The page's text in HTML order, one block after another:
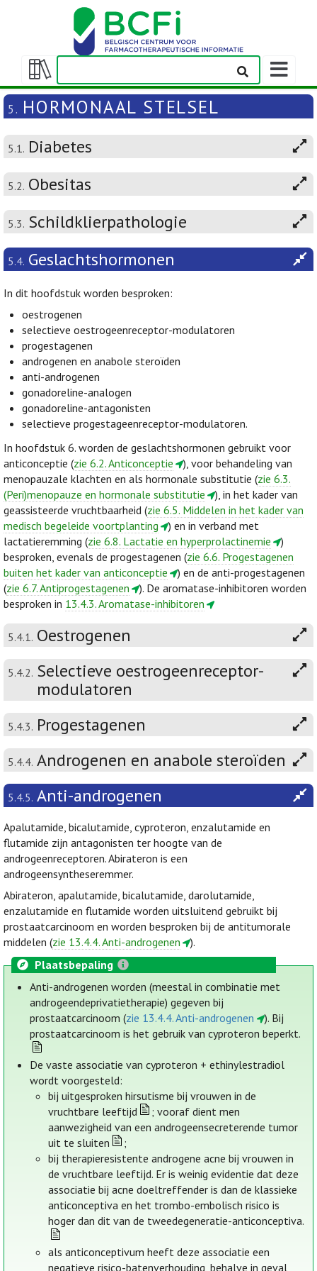
Weergeven/verbergen
inhoudstafel
5. HORMONAAL STELSEL
5.1. Diabetes
5.2. Obesitas
5.3. Schildklierpathologie
5.4. Geslachtshormonen
In dit hoofdstuk worden besproken:
oestrogenen
selectieve oestrogeenreceptor-modulatoren
progestagenen
androgenen en anabole steroïden
anti-androgenen
gonadoreline-analogen
gonadoreline-antagonisten
selectieve progestageenreceptor-modulatoren.
In hoofdstuk 6. worden de geslachtshormonen gebruikt voor
anticonceptie (zie 6.2. Anticonceptie
), voor behandeling van
menopauzale klachten en als hormonale substitutie (zie 6.3.
(Peri)menopauze en hormonale substitutie
), in het kader van
geassisteerde vruchtbaarheid (zie 6.5. Middelen in het kader van
medisch begeleide voortplanting
) en in verband met
lactatieremming (zie 6.8. Lactatie en hyperprolactinemie
)
besproken, evenals de progestagenen (zie 6.6. Progestagenen
buiten het kader van anticonceptie
) en de anti-progestagenen
(zie 6.7. Antiprogestagenen
). De aromatase-inhibitoren worden
besproken in 13.4.3. Aromatase-inhibitoren
5.4.1. Oestrogenen
5.4.2. Selectieve oestrogeenreceptor-
modulatoren
5.4.3. Progestagenen
5.4.4. Androgenen en anabole steroïden
5.4.5. Anti-androgenen
Apalutamide, bicalutamide, cyproteron, enzalutamide en
flutamide zijn antagonisten ter hoogte van de
androgeenreceptoren. Abirateron is een
androgeensyntheseremmer.
Abirateron, apalutamide, bicalutamide, darolutamide,
enzalutamide en flutamide worden uitsluitend gebruikt bij
prostaatcarcinoom en worden besproken bij de antitumorale
middelen (zie 13.4.4. Anti-androgenen
).
Plaatsbepaling
Anti-androgenen worden (meestal in combinatie met
androgeendeprivatietherapie) gegeven bij
prostaatcarcinoom (zie 13.4.4. Anti-androgenen
). Bij
prostaatcarcinoom is het gebruik van cyproteron beperkt.
De vaste associatie van cyproteron + ethinylestradiol
wordt voorgesteld:
bij uitgesproken hirsutisme bij vrouwen in de
vruchtbare leeftijd
; vooraf dient men
aanwezigheid van een androgeensecreterende tumor
uit te sluiten
;
bij therapieresistente androgene acne bij vrouwen in
de vruchtbare leeftijd. Er is weinig evidentie dat deze
associatie bij acne doeltreffender is dan de klassieke
anticonceptiva en het trombo-embolisch risico is
hoger dan dit van de tweedegeneratie-anticonceptiva.
als anticonceptivum heeft deze associatie een
negatieve risico-batenverhouding, behalve in geval